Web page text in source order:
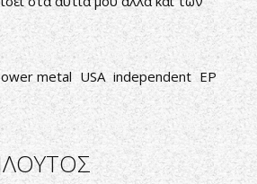
metal USA independent EP